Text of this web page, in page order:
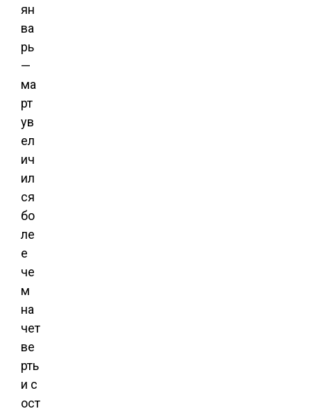
ян
ва
рь
—
ма
рт
ув
ел
ич
ил
ся
бо
ле
е
че
м
на
чет
ве
рть
и с
ост